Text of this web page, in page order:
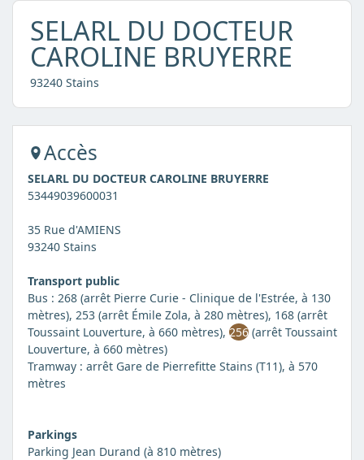
SELARL DU DOCTEUR
CAROLINE BRUYERRE
93240 Stains
Accès
SELARL DU DOCTEUR CAROLINE BRUYERRE
53449039600031
35 Rue d'AMIENS
93240 Stains
Transport public
Bus : 268 (arrêt Pierre Curie - Clinique de l'Estrée, à 130
mètres), 253 (arrêt Émile Zola, à 280 mètres), 168 (arrêt
Toussaint Louverture, à 660 mètres), 256(arrêt Toussaint
Louverture, à 660 mètres)
Tramway : arrêt Gare de Pierrefitte Stains (T11), à 570
mètres
Parkings
Parking Jean Durand (à 810 mètres)